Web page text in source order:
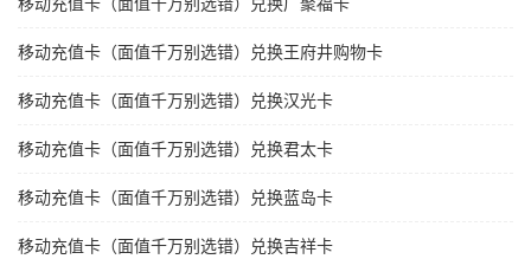
移动充值卡（面值千万别选错）兑换王府井购物卡
移动充值卡（面值千万别选错）兑换汉光卡
移动充值卡（面值千万别选错）兑换君太卡
移动充值卡（面值千万别选错）兑换蓝岛卡
移动充值卡（面值千万别选错）兑换吉祥卡